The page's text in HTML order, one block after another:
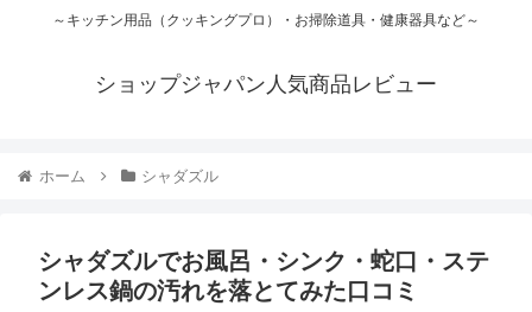
～キッチン用品（クッキングプロ）・お掃除道具・健康器具など～
ショップジャパン人気商品レビュー
ホーム シャダズル
シャダズルでお風呂・シンク・蛇口・ステ
ンレス鍋の汚れを落とてみた口コミ